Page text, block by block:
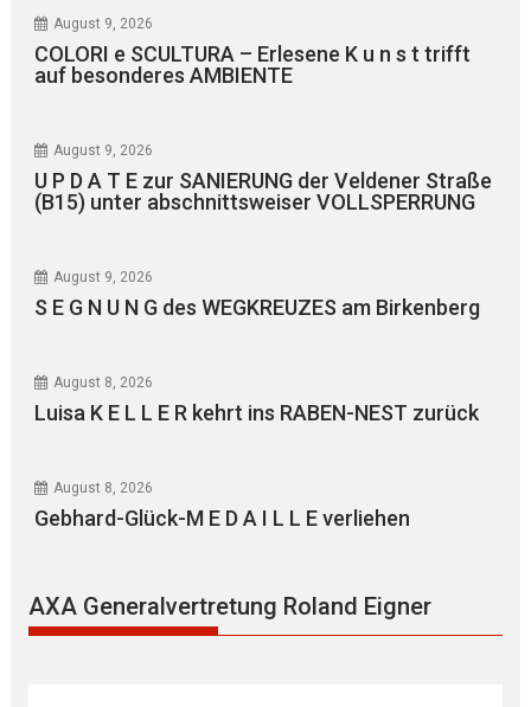
August 9, 2026
COLORI e SCULTURA – Erlesene K u n s t trifft
auf besonderes AMBIENTE
August 9, 2026
U P D A T E zur SANIERUNG der Veldener Straße
(B15) unter abschnittsweiser VOLLSPERRUNG
August 9, 2026
S E G N U N G des WEGKREUZES am Birkenberg
August 8, 2026
Luisa K E L L E R kehrt ins RABEN-NEST zurück
August 8, 2026
Gebhard-Glück-M E D A I L L E verliehen
AXA Generalvertretung Roland Eigner